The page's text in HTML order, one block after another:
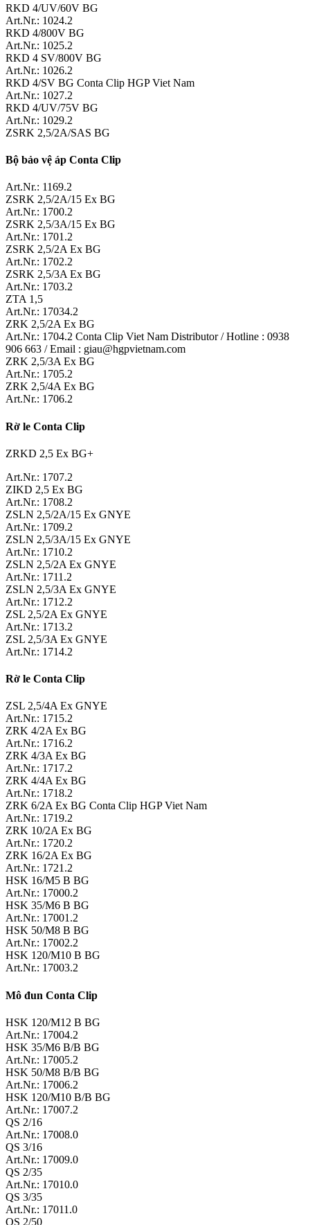
RKD 4/UV/60V BG
Art.Nr.: 1024.2
RKD 4/800V BG
Art.Nr.: 1025.2
RKD 4 SV/800V BG
Art.Nr.: 1026.2
RKD 4/SV BG Conta Clip HGP Viet Nam
Art.Nr.: 1027.2
RKD 4/UV/75V BG
Art.Nr.: 1029.2
ZSRK 2,5/2A/SAS BG
Bộ bảo vệ áp Conta Clip
Art.Nr.: 1169.2
ZSRK 2,5/2A/15 Ex BG
Art.Nr.: 1700.2
ZSRK 2,5/3A/15 Ex BG
Art.Nr.: 1701.2
ZSRK 2,5/2A Ex BG
Art.Nr.: 1702.2
ZSRK 2,5/3A Ex BG
Art.Nr.: 1703.2
ZTA 1,5
Art.Nr.: 17034.2
ZRK 2,5/2A Ex BG
Art.Nr.: 1704.2 Conta Clip Viet Nam Distributor / Hotline : 0938
906 663 / Email : giau@hgpvietnam.com
ZRK 2,5/3A Ex BG
Art.Nr.: 1705.2
ZRK 2,5/4A Ex BG
Art.Nr.: 1706.2
Rờ le Conta Clip
ZRKD 2,5 Ex BG+
Art.Nr.: 1707.2
ZIKD 2,5 Ex BG
Art.Nr.: 1708.2
ZSLN 2,5/2A/15 Ex GNYE
Art.Nr.: 1709.2
ZSLN 2,5/3A/15 Ex GNYE
Art.Nr.: 1710.2
ZSLN 2,5/2A Ex GNYE
Art.Nr.: 1711.2
ZSLN 2,5/3A Ex GNYE
Art.Nr.: 1712.2
ZSL 2,5/2A Ex GNYE
Art.Nr.: 1713.2
ZSL 2,5/3A Ex GNYE
Art.Nr.: 1714.2
Rờ le Conta Clip
ZSL 2,5/4A Ex GNYE
Art.Nr.: 1715.2
ZRK 4/2A Ex BG
Art.Nr.: 1716.2
ZRK 4/3A Ex BG
Art.Nr.: 1717.2
ZRK 4/4A Ex BG
Art.Nr.: 1718.2
ZRK 6/2A Ex BG Conta Clip HGP Viet Nam
Art.Nr.: 1719.2
ZRK 10/2A Ex BG
Art.Nr.: 1720.2
ZRK 16/2A Ex BG
Art.Nr.: 1721.2
HSK 16/M5 B BG
Art.Nr.: 17000.2
HSK 35/M6 B BG
Art.Nr.: 17001.2
HSK 50/M8 B BG
Art.Nr.: 17002.2
HSK 120/M10 B BG
Art.Nr.: 17003.2
Mô đun Conta Clip
HSK 120/M12 B BG
Art.Nr.: 17004.2
HSK 35/M6 B/B BG
Art.Nr.: 17005.2
HSK 50/M8 B/B BG
Art.Nr.: 17006.2
HSK 120/M10 B/B BG
Art.Nr.: 17007.2
QS 2/16
Art.Nr.: 17008.0
QS 3/16
Art.Nr.: 17009.0
QS 2/35
Art.Nr.: 17010.0
QS 3/35
Art.Nr.: 17011.0
QS 2/50